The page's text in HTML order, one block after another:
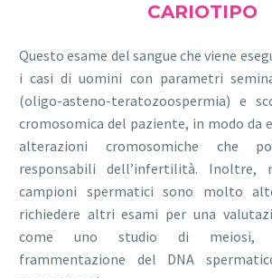
CARIOTIPO
Questo esame del sangue che viene
i casi di uomini con parametri
(oligo-asteno-teratozoospermia) e
cromosomica del paziente, in modo da
alterazioni cromosomiche che
responsabili dell’infertilità.
campioni spermatici sono molto
richiedere altri esami per una
come uno studio di meiosi,
frammentazione del DNA